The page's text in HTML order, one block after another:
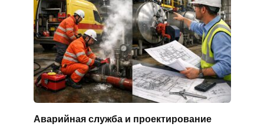
Аварийная служба и проектирование